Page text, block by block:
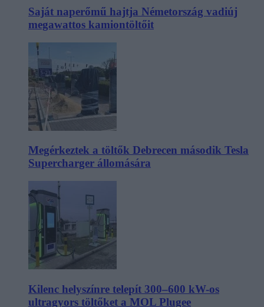
Saját naperőmű hajtja Németország vadiúj
megawattos kamiontöltőit
Megérkeztek a töltők Debrecen második Tesla
Supercharger állomására
Kilenc helyszínre telepít 300–600 kW-os
ultragyors töltőket a MOL Plugee